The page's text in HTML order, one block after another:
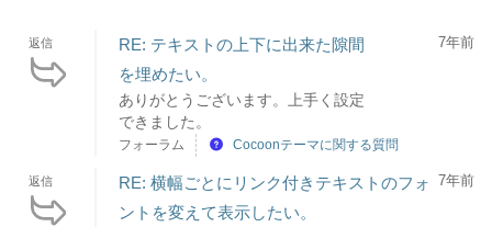
返信
RE: テキストの上下に出来た隙間
を埋めたい。
ありがとうございます。上手く設定
できました。
7年前
フォーラム Cocoonテーマに関する質問
返信
RE: 横幅ごとにリンク付きテキストのフォ
ントを変えて表示したい。
7年前